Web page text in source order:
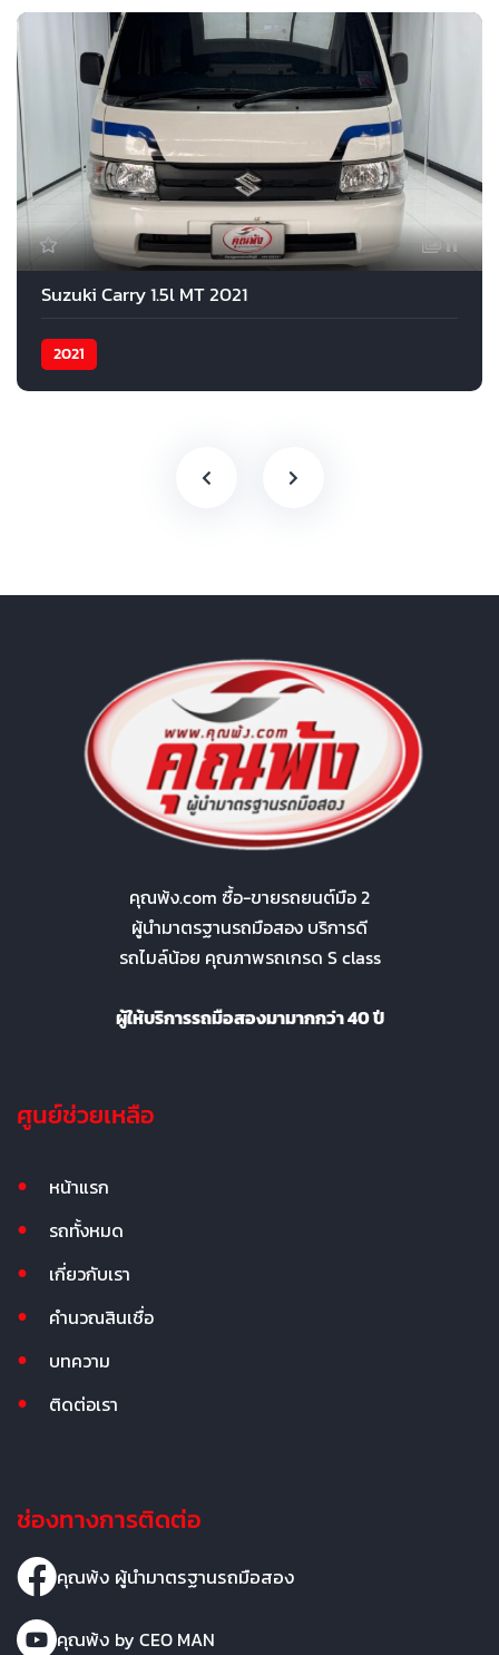
11
Suzuki Carry 1.5l MT 2021
2021
คุณพ้ง.com ซื้อ-ขายรถยนต์มือ 2
ผู้นำมาตรฐานรถมือสอง บริการดี
รถไมล์น้อย คุณภาพรถเกรด S class
ผู้ให้บริการรถมือสองมามากกว่า 40 ปี
ศูนย์ช่วยเหลือ
หน้าแรก
รถทั้งหมด
เกี่ยวกับเรา
คำนวณสินเชื่อ
บทความ
ติดต่อเรา
ช่องทางการติดต่อ
คุณพ้ง ผู้นำมาตรฐานรถมือสอง
คุณพ้ง by CEO MAN